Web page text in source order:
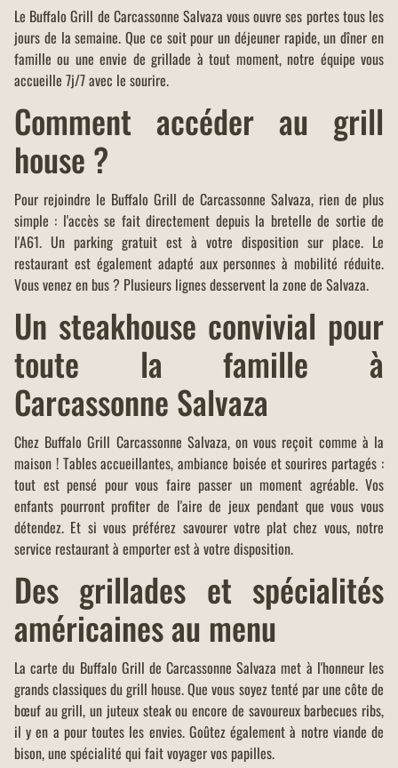
Le Buffalo Grill de Carcassonne Salvaza vous ouvre ses portes tous les
jours de la semaine. Que ce soit pour un déjeuner rapide, un dîner en
famille ou une envie de grillade à tout moment, notre équipe vous
accueille 7j/7 avec le sourire.
Comment accéder au grill
house ?
Pour rejoindre le Buffalo Grill de Carcassonne Salvaza, rien de plus
simple : l'accès se fait directement depuis la bretelle de sortie de
l'A61. Un parking gratuit est à votre disposition sur place. Le
restaurant est également adapté aux personnes à mobilité réduite.
Vous venez en bus ? Plusieurs lignes desservent la zone de Salvaza.
Un steakhouse convivial pour
toute la famille à
Carcassonne Salvaza
Chez Buffalo Grill Carcassonne Salvaza, on vous reçoit comme à la
maison ! Tables accueillantes, ambiance boisée et sourires partagés :
tout est pensé pour vous faire passer un moment agréable. Vos
enfants pourront profiter de l'aire de jeux pendant que vous vous
détendez. Et si vous préférez savourer votre plat chez vous, notre
service restaurant à emporter est à votre disposition.
Des grillades et spécialités
américaines au menu
La carte du Buffalo Grill de Carcassonne Salvaza met à l'honneur les
grands classiques du grill house. Que vous soyez tenté par une côte de
bœuf au grill, un juteux steak ou encore de savoureux barbecues ribs,
il y en a pour toutes les envies. Goûtez également à notre viande de
bison, une spécialité qui fait voyager vos papilles.